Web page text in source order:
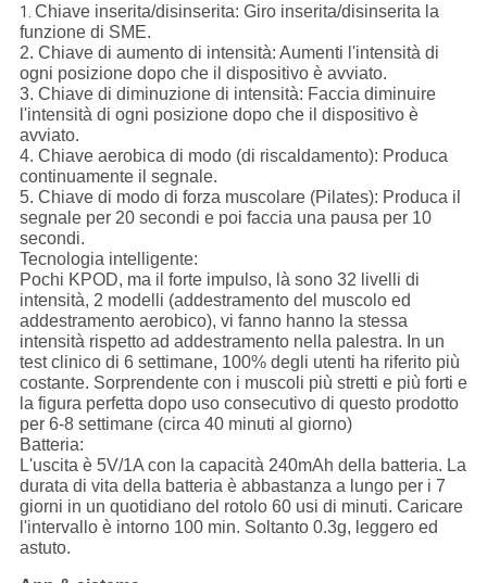
1. Chiave inserita/disinserita: Giro inserita/disinserita la
funzione di SME.
2. Chiave di aumento di intensità: Aumenti l'intensità di
ogni posizione dopo che il dispositivo è avviato.
3. Chiave di diminuzione di intensità: Faccia diminuire
l'intensità di ogni posizione dopo che il dispositivo è
avviato.
4. Chiave aerobica di modo (di riscaldamento): Produca
continuamente il segnale.
5. Chiave di modo di forza muscolare (Pilates): Produca il
segnale per 20 secondi e poi faccia una pausa per 10
secondi.
Tecnologia intelligente:
Pochi KPOD, ma il forte impulso, là sono 32 livelli di
intensità, 2 modelli (addestramento del muscolo ed
addestramento aerobico), vi fanno hanno la stessa
intensità rispetto ad addestramento nella palestra. In un
test clinico di 6 settimane, 100% degli utenti ha riferito più
costante. Sorprendente con i muscoli più stretti e più forti e
la figura perfetta dopo uso consecutivo di questo prodotto
per 6-8 settimane (circa 40 minuti al giorno)
Batteria:
L'uscita è 5V/1A con la capacità 240mAh della batteria. La
durata di vita della batteria è abbastanza a lungo per i 7
giorni in un quotidiano del rotolo 60 usi di minuti. Caricare
l'intervallo è intorno 100 min. Soltanto 0.3g, leggero ed
astuto.